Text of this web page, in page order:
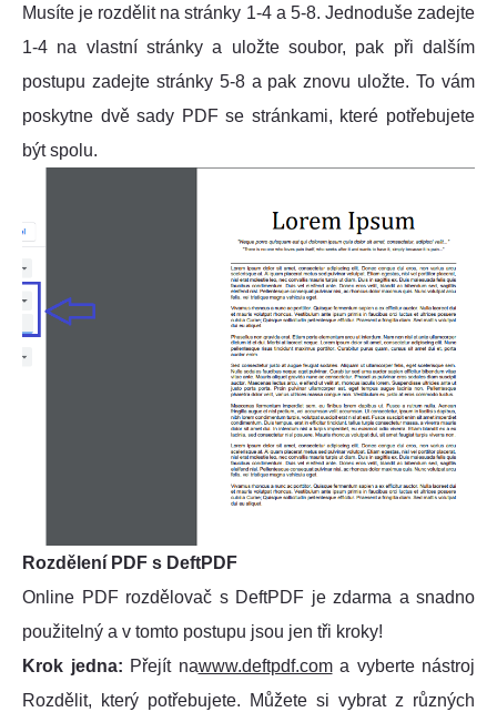
Musíte je rozdělit na stránky 1-4 a 5-8. Jednoduše zadejte
1-4 na vlastní stránky a uložte soubor, pak při dalším
postupu zadejte stránky 5-8 a pak znovu uložte. To vám
poskytne dvě sady PDF se stránkami, které potřebujete
být spolu.
Rozdělení PDF s DeftPDF
Online PDF rozdělovač s DeftPDF je zdarma a snadno
použitelný a v tomto postupu jsou jen tři kroky!
Krok jedna: Přejít nawww.deftpdf.coma vyberte nástroj
Rozdělit, který potřebujete. Můžete si vybrat z různých